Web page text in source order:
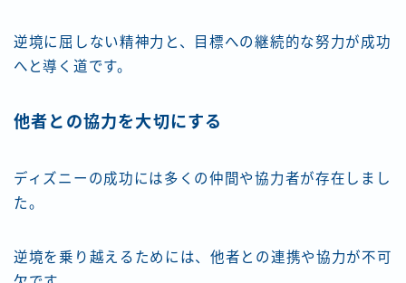
逆境に屈しない精神力と、目標への継続的な努力が成功
へと導く道です。
他者との協力を大切にする
ディズニーの成功には多くの仲間や協力者が存在しまし
た。
逆境を乗り越えるためには、他者との連携や協力が不可